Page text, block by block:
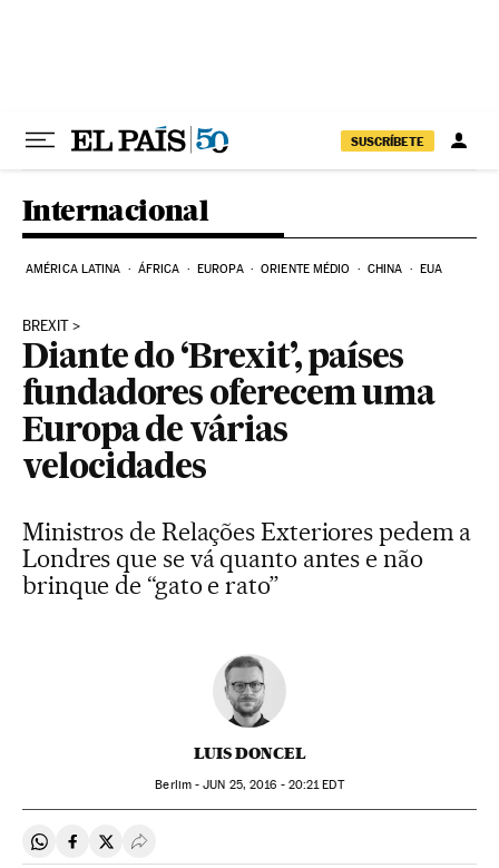
SUSCRÍBETE
Internacional
AMÉRICA LATINA ÁFRICA EUROPA ORIENTE MÉDIO CHINA EUA
BREXIT
Diante do ‘Brexit’, países
fundadores oferecem uma
Europa de várias
velocidades
Ministros de Relações Exteriores pedem a
Londres que se vá quanto antes e não
brinque de “gato e rato”
LUIS DONCEL
Berlim -JUN 25, 2016 - 20:21EDT
Compartir en Whatsapp
Compartir en Facebook
Compartir en Twitter
Desplegar Redes Sociales